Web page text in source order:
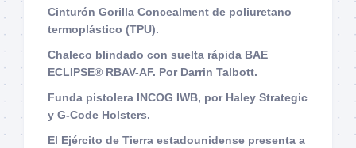
Cinturón Gorilla Concealment de poliuretano
termoplástico (TPU).
Chaleco blindado con suelta rápida BAE
ECLIPSE® RBAV-AF. Por Darrin Talbott.
Funda pistolera INCOG IWB, por Haley Strategic
y G-Code Holsters.
El Ejército de Tierra estadounidense presenta a